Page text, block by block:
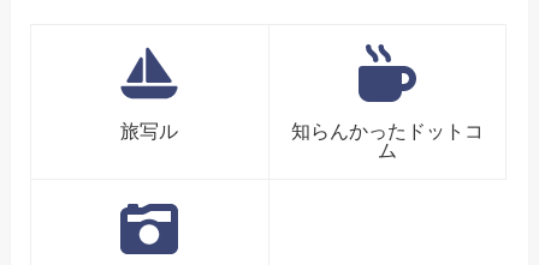
旅写ル
知らんかったドットコ
ム